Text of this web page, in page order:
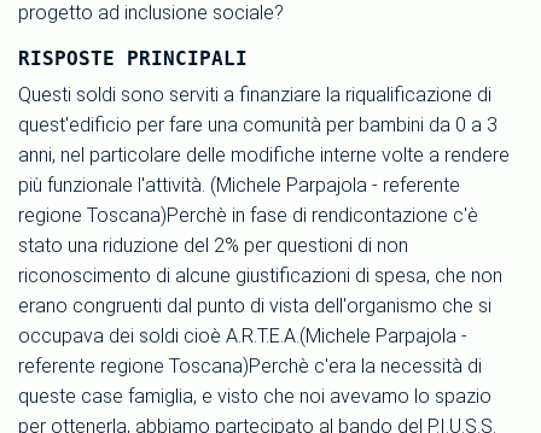
progetto ad inclusione sociale?
RISPOSTE PRINCIPALI
Questi soldi sono serviti a finanziare la riqualificazione di
quest'edificio per fare una comunità per bambini da 0 a 3
anni, nel particolare delle modifiche interne volte a rendere
più funzionale l'attività. (Michele Parpajola - referente
regione Toscana)Perchè in fase di rendicontazione c'è
stato una riduzione del 2% per questioni di non
riconoscimento di alcune giustificazioni di spesa, che non
erano congruenti dal punto di vista dell'organismo che si
occupava dei soldi cioè A.R.T.E.A.(Michele Parpajola -
referente regione Toscana)Perchè c'era la necessità di
queste case famiglia, e visto che noi avevamo lo spazio
per ottenerla, abbiamo partecipato al bando del P.I.U.S.S.